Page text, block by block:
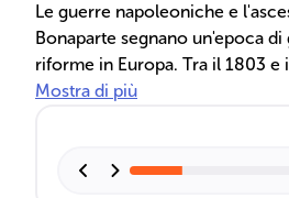
Le guerre napoleoniche e
Bonaparte segnano un'epoca
riforme in Europa. Tra il 1803 e
scontrò con coalizioni europee,
di Trafalgar e la vittoria di
Mostra di più